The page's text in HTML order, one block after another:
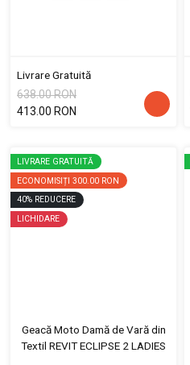
Livrare Gratuită
638.00 RON
413.00 RON
LIVRARE GRATUITĂ
ECONOMISIȚI 300.00 RON
40% REDUCERE
LICHIDARE
Geacă Moto Damă de Vară din
Textil REVIT ECLIPSE 2 LADIES